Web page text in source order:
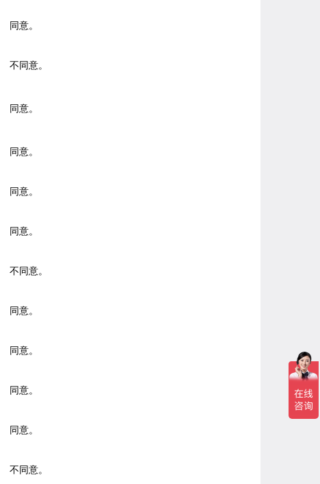
同意。
不同意。
同意。
同意。
同意。
同意。
不同意。
同意。
同意。
同意。
同意。
不同意。